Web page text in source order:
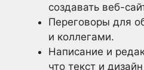
создавать веб-
Переговоры для
и коллегами.
Написание и
что текст и